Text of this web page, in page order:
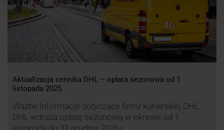
Aktualizacja cennika DHL – opłata sezonowa od 1
listopada 2025.
Ważne informacje dotyczące firmy kurierskiej DHL.
DHL wdraża opłatę sezonową w okresie od 1
listopada do 31 grudnia 2025 r.